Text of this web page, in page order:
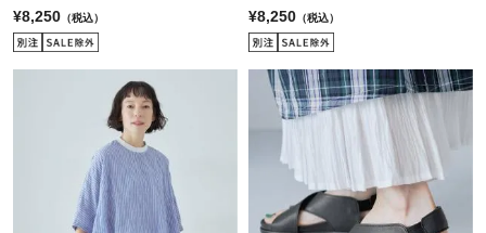
¥8,250 （税込）
¥8,250 （税込）